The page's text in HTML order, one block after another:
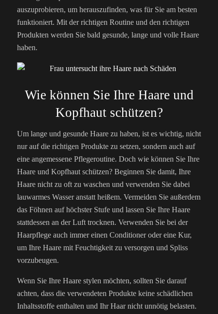
auszuprobieren, um herauszufinden, was für Sie am besten
funktioniert. Mit der richtigen Routine und den richtigen
Produkten werden Sie bald gesunde, lange und volle Haare
haben.
Wie können Sie Ihre Haare und
Kopfhaut schützen?
Um lange und gesunde Haare zu haben, ist es wichtig, nicht
nur auf die richtigen Produkte zu setzen, sondern auch auf
eine angemessene Pflegeroutine. Doch wie können Sie Ihre
Haare und Kopfhaut schützen? Beginnen Sie damit, Ihre
Haare nicht zu oft zu waschen und verwenden Sie dabei
lauwarmes Wasser anstatt heißem. Vermeiden Sie außerdem
das Föhnen auf höchster Stufe und lassen Sie Ihre Haare
stattdessen an der Luft trocknen. Verwenden Sie bei der
Haarpflege auch immer einen Conditioner oder eine Kur,
um Ihre Haare mit Feuchtigkeit zu versorgen und Spliss
vorzubeugen.
Wenn Sie Ihre Haare stylen möchten, sollten Sie darauf
achten, dass die verwendeten Produkte keine schädlichen
Inhaltsstoffe enthalten und Ihr Haar nicht unnötig belasten.